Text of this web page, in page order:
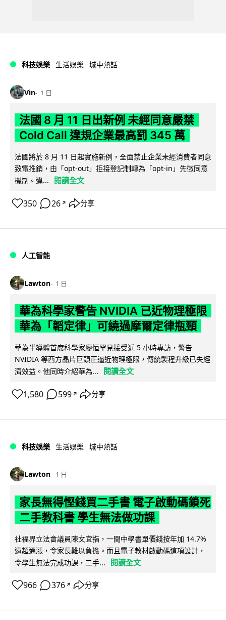
科技娛樂 生活娛樂 城中熱話
Vin 1 日
法國 8 月 11 日出新例 未經同意嚴禁
Cold Call 違規企業最高罰 345 萬
法國將於 8 月 11 日起實施新例，全面禁止企業未經消費者同意
致電推銷，由「opt-out」拒接登記制轉為「opt-in」先徵同意
機制。違...
閱讀全文
350 26 ↗ 分享
人工智能
Lawton 1 日
華為科學家警告 NVIDIA 已近物理極限
華為「韜定律」可繞過摩爾定律瓶頸
華為半導體首席科學家廖恒罕見接受近 5 小時專訪，警告
NVIDIA 等西方晶片巨頭正逼近物理極限，傳統製程升級已失經
濟效益。他同時介紹華為...
閱讀全文
1,580 599 ↗ 分享
科技娛樂 生活娛樂 城中熱話
Lawton 1 日
家長無得慳錢買二手書 電子啟動碼鎖死
二手教科書 學生無法做功課
社福界立法會議員陳文宜指，一間中學書單價錢按年加 14.7%
遠超通漲，令家長難以負擔。而且電子教材啟動碼這項設計，
令學生無法完成功課，二手...
閱讀全文
966 376 ↗ 分享